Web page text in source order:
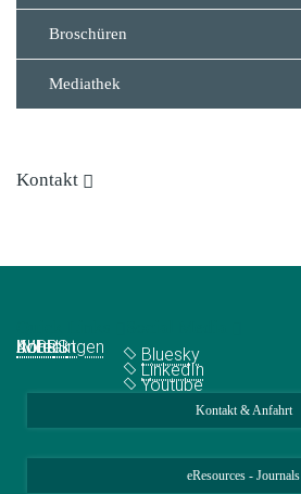
Broschüren
Mediathek
Kontakt
Abteilungen
IMPRS
Jobs
Kontakt
Bluesky
LinkedIn
Youtube
Kontakt & Anfahrt
eResources - Journals